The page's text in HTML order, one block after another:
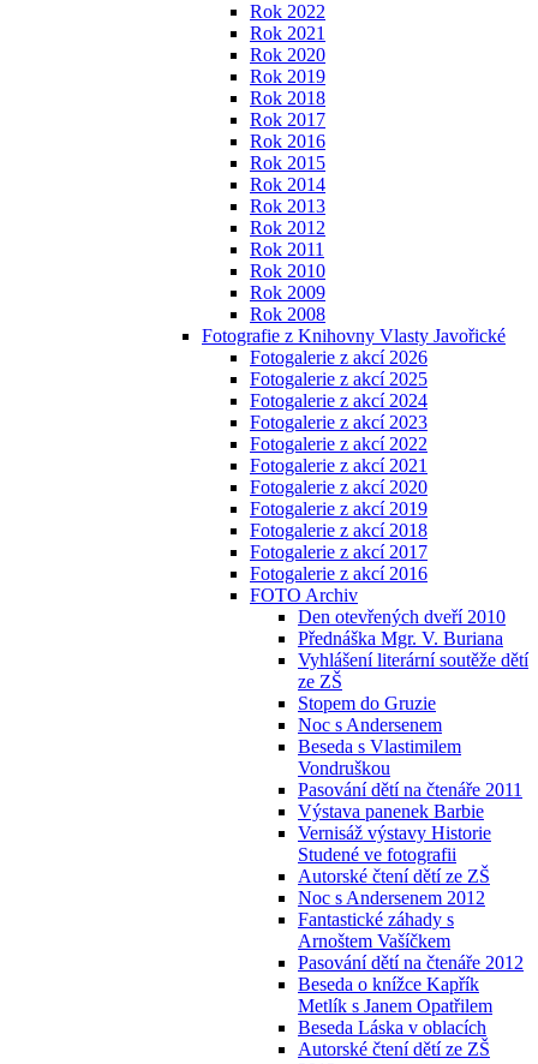
Rok 2022
Rok 2021
Rok 2020
Rok 2019
Rok 2018
Rok 2017
Rok 2016
Rok 2015
Rok 2014
Rok 2013
Rok 2012
Rok 2011
Rok 2010
Rok 2009
Rok 2008
Fotografie z Knihovny Vlasty Javořické
Fotogalerie z akcí 2026
Fotogalerie z akcí 2025
Fotogalerie z akcí 2024
Fotogalerie z akcí 2023
Fotogalerie z akcí 2022
Fotogalerie z akcí 2021
Fotogalerie z akcí 2020
Fotogalerie z akcí 2019
Fotogalerie z akcí 2018
Fotogalerie z akcí 2017
Fotogalerie z akcí 2016
FOTO Archiv
Den otevřených dveří 2010
Přednáška Mgr. V. Buriana
Vyhlášení literární soutěže dětí
ze ZŠ
Stopem do Gruzie
Noc s Andersenem
Beseda s Vlastimilem
Vondruškou
Pasování dětí na čtenáře 2011
Výstava panenek Barbie
Vernisáž výstavy Historie
Studené ve fotografii
Autorské čtení dětí ze ZŠ
Noc s Andersenem 2012
Fantastické záhady s
Arnoštem Vašíčkem
Pasování dětí na čtenáře 2012
Beseda o knížce Kapřík
Metlík s Janem Opatřilem
Beseda Láska v oblacích
Autorské čtení dětí ze ZŠ